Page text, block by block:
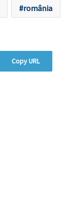
românia
Copy URL